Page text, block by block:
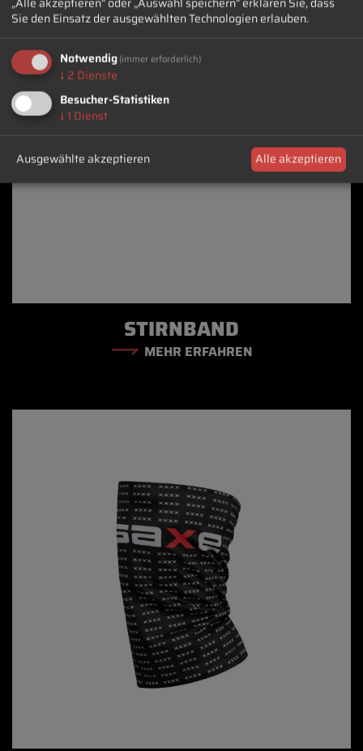
STIRNBAND
MEHR ERFAHREN
Sie den Einsatz der ausgewählten Technologien erlauben.
Notwendig(immer erforderlich)
↓ 2 Dienste
Besucher-Statistiken
↓1 Dienst
Ausgewählte akzeptieren Alle akzeptieren